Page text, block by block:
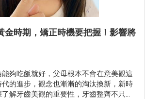
金時期，矯正時機要把握！影響將
夠吃飯就好，父母根本不會在意美觀這
的進步，觀念也漸漸的淘汰換新，新時
解牙齒美觀的重要性，牙齒整齊不只是